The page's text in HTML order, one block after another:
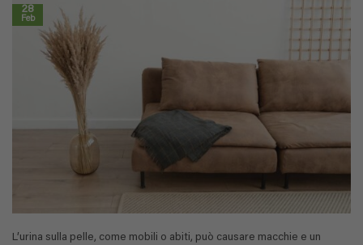
28
Feb
L’urina sulla pelle, come mobili o abiti, può causare macchie e un